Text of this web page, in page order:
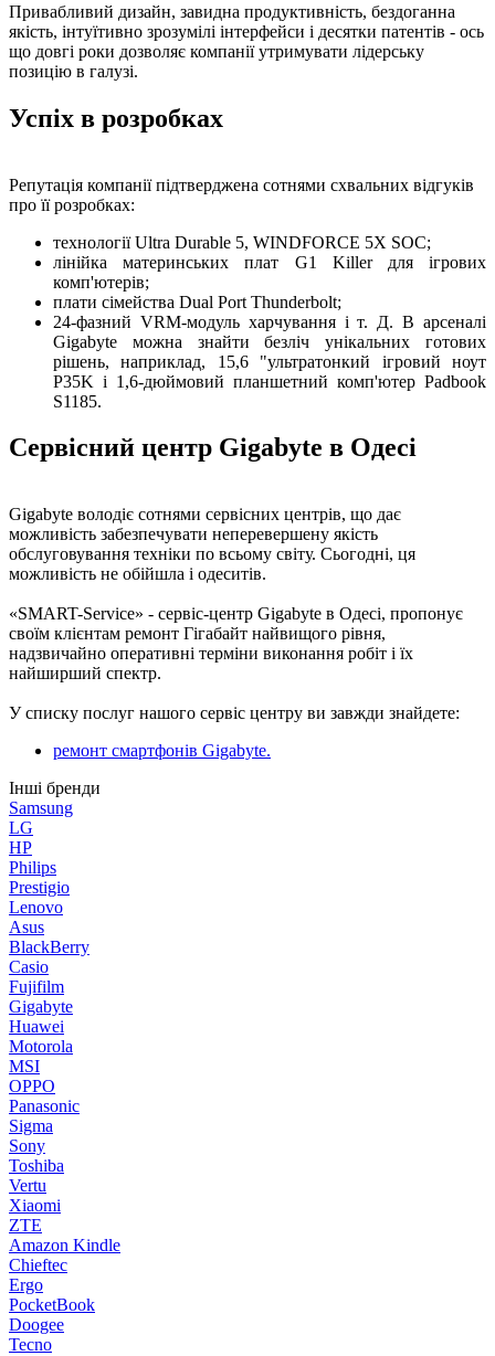
Привабливий дизайн, завидна продуктивність, бездоганна
якість, інтуїтивно зрозумілі інтерфейси і десятки патентів - ось
що довгі роки дозволяє компанії утримувати лідерську
позицію в галузі.
Успіх в розробках
Репутація компанії підтверджена сотнями схвальних відгуків
про її розробках:
технології Ultra Durable 5, WINDFORCE 5X SOC;
лінійка материнських плат G1 Killer для ігрових
комп'ютерів;
плати сімейства Dual Port Thunderbolt;
24-фазний VRM-модуль харчування і т. Д. В арсеналі
Gigabyte можна знайти безліч унікальних готових
рішень, наприклад, 15,6 "ультратонкий ігровий ноут
P35K і 1,6-дюймовий планшетний комп'ютер Padbook
S1185.
Сервісний центр Gigabyte в Одесі
Gigabyte володіє сотнями сервісних центрів, що дає
можливість забезпечувати неперевершену якість
обслуговування техніки по всьому світу. Сьогодні, ця
можливість не обійшла і одеситів.
«SMART-Service» - сервіс-центр Gigabyte в Одесі, пропонує
своїм клієнтам ремонт Гігабайт найвищого рівня,
надзвичайно оперативні терміни виконання робіт і їх
найширший спектр.
У списку послуг нашого сервіс центру ви завжди знайдете:
ремонт смартфонів Gigabyte.
Інші бренди
Samsung
LG
HP
Philips
Prestigio
Lenovo
Asus
BlackBerry
Casio
Fujifilm
Gigabyte
Huawei
Motorola
MSI
OPPO
Panasonic
Sigma
Sony
Toshiba
​Vertu
Xiaomi
ZTE
Amazon Kindle
Chieftec
Ergo
PocketBook
Doogee
Tecno